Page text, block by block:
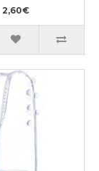
2,60€